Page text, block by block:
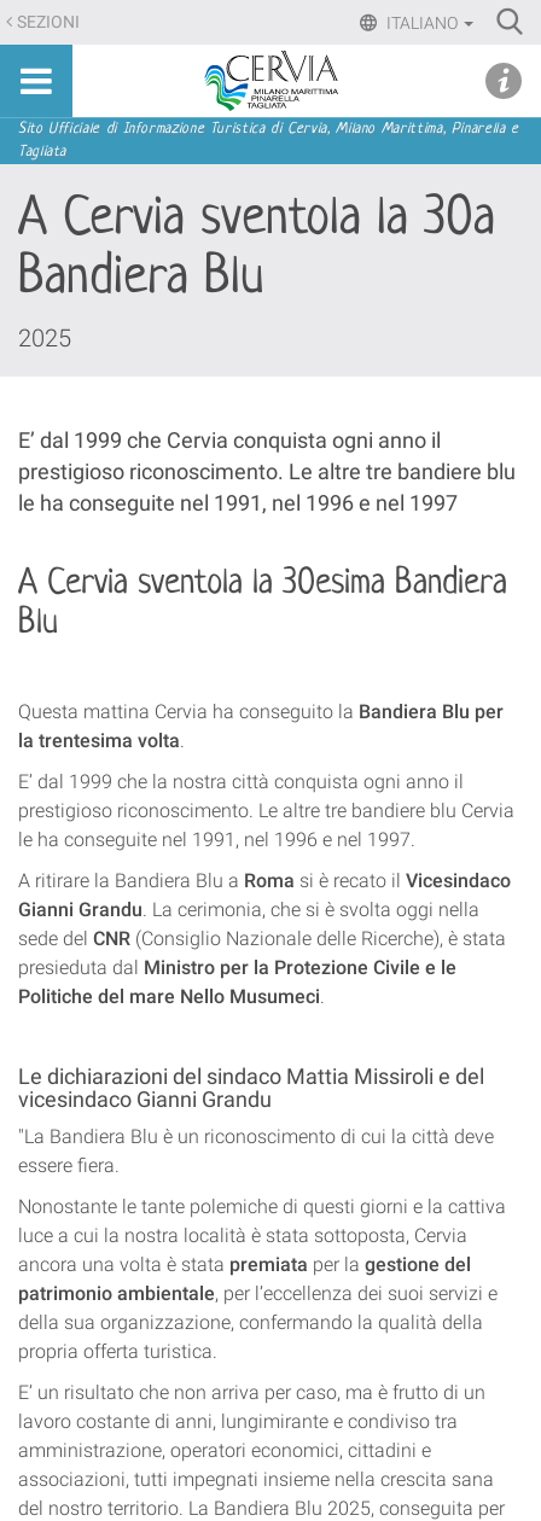
Salta
ai
contenuti.
Salta
alla
ITALIANO
SEZIONI
Sito
turistico
ufficiale
Milano
Marittima,
Pinarella,
Tagliata
Sezioni
Sito Ufficiale di Informazione Turistica di Cervia, Milano Marittima, Pinarella e
Tagliata
A Cervia sventola la 30a
Bandiera Blu
2025
E’ dal 1999 che Cervia conquista ogni anno il
prestigioso riconoscimento. Le altre tre bandiere blu
le ha conseguite nel 1991, nel 1996 e nel 1997
A Cervia sventola la 30esima Bandiera
Blu
Questa mattina Cervia ha conseguito la Bandiera Blu per
la trentesima volta
E’ dal 1999 che la nostra città conquista ogni anno il
prestigioso riconoscimento. Le altre tre bandiere blu Cervia
le ha conseguite nel 1991, nel 1996 e nel 1997.
A ritirare la Bandiera Blu a Roma si è recato il Vicesindaco
Gianni Grandu . La cerimonia, che si è svolta oggi nella
sede del CNR (Consiglio Nazionale delle Ricerche), è stata
presieduta dal Ministro per la Protezione Civile e le
Politiche del mare Nello Musumeci
Le dichiarazioni del sindaco Mattia Missiroli e del
vicesindaco Gianni Grandu
"La Bandiera Blu è un riconoscimento di cui la città deve
essere fiera.
Nonostante le tante polemiche di questi giorni e la cattiva
luce a cui la nostra località è stata sottoposta, Cervia
ancora una volta è stata premiata per la gestione del
patrimonio ambientale, per l’eccellenza dei suoi servizi e
della sua organizzazione, confermando la qualità della
propria offerta turistica.
E’ un risultato che non arriva per caso, ma è frutto di un
lavoro costante di anni, lungimirante e condiviso tra
amministrazione, operatori economici, cittadini e
associazioni, tutti impegnati insieme nella crescita sana
del nostro territorio. La Bandiera Blu 2025, conseguita per
menu